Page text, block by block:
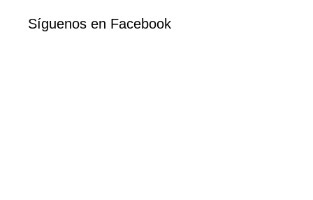
Síguenos en Facebook